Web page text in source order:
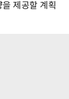
제공할 계획